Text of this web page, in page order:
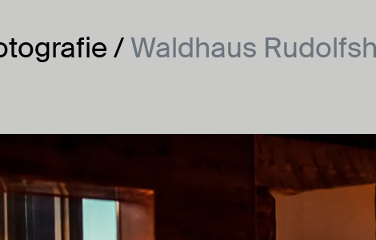
Waldhaus